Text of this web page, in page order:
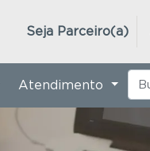
Seja Parceiro(a)
Atendimento